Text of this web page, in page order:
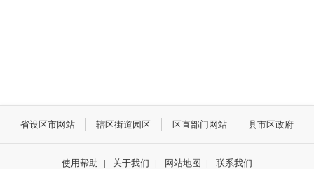
省设区市网站 辖区街道园区 区直部门网站 县市区政府
使用帮助 | 关于我们 | 网站地图 |
联系我们